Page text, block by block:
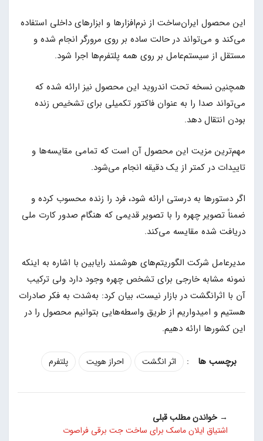
این محصول ایران‌ساخت از نرم‌افزارها و ابزارهای داخلی استفاده
می‌کند و می‌تواند در حالت ساده بر روی مرورگر انجام شده و
مستقل از سیستم‌عامل بر روی همه پلتفرم‌ها اجرا شود.
همچنین نسخه تحت اندروید این محصول نیز ارائه شده که
می‌تواند صدا را به عنوان فاکتور تکمیلی برای تشخیص زنده
بودن انتقال دهد.
مهم‌ترین مزیت این محصول آن است که تمامی مقایسه‌ها و
تاییدات در کمتر از یک دقیقه انجام می‌شود.
اگر دستورها به درستی ارائه شود، فرد را زنده محسوب کرده و
ضمناً تصویر چهره را با تصویر قدیمی که هنگام صدور کارت ملی
دریافت شده مقایسه می‌کند.
مدیرعامل شرکت الگوریتم‌های هوشمند رایابین با اشاره به اینکه
نمونه مشابه خارجی برای تشخص چهره وجود دارد ولی ترکیب
آن با اثرانگشت در بازار نیست، بیان کرد: به‌شدت به فکر صادرات
هستیم و امیدواریم از طریق واسطه‌هایی بتوانیم محصول را در
این کشورها ارائه دهیم.
: اثر انگشت احراز هویت پلتفرم
→ خواندن مطلب قبلی
اشتیاق ایلان ماسک برای ساخت جت برقی فراصوت